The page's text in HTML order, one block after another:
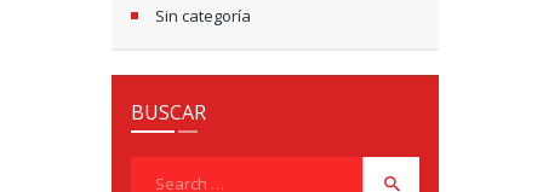
Sin categoría
BUSCAR